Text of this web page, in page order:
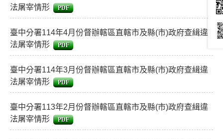
法屠宰情形
PDF
臺中分署114年4月份督辦轄區直轄市及縣(市)政府查緝違
法屠宰情形
PDF
臺中分署114年3月份督辦轄區直轄市及縣(市)政府查緝違
法屠宰情形
PDF
臺中分署113年2月份督辦轄區直轄市及縣(市)政府查緝違
法屠宰情形
PDF